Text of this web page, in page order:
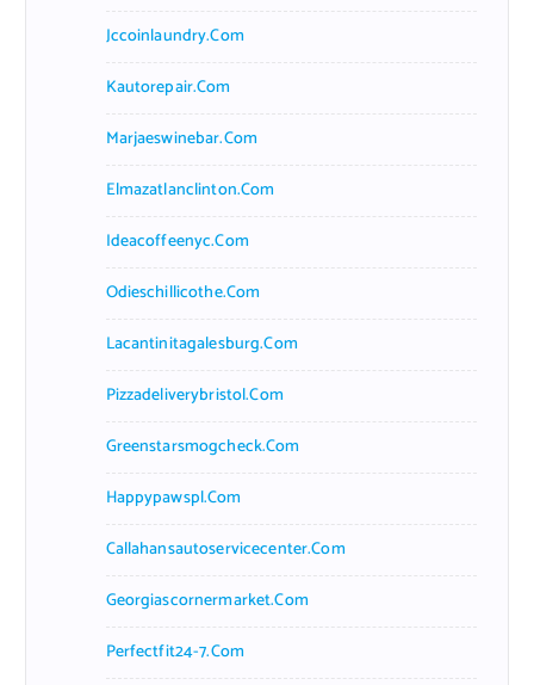
Jccoinlaundry.com
Kautorepair.com
Marjaeswinebar.com
Elmazatlanclinton.com
Ideacoffeenyc.com
Odieschillicothe.com
Lacantinitagalesburg.com
Pizzadeliverybristol.com
Greenstarsmogcheck.com
Happypawspl.com
Callahansautoservicecenter.com
Georgiascornermarket.com
Perfectfit24-7.com